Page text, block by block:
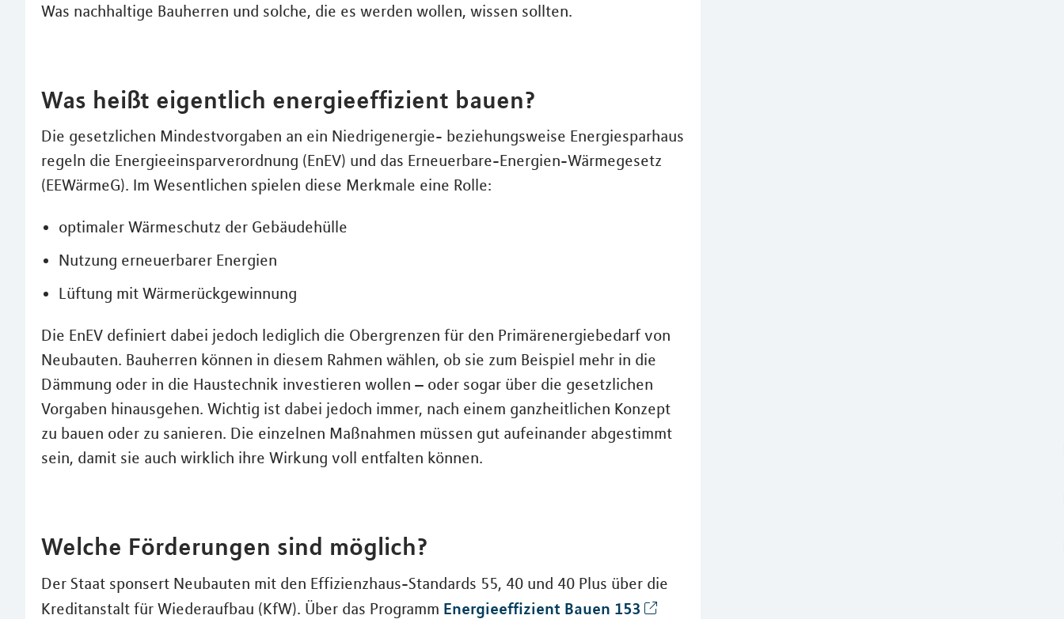
Was nachhaltige Bauherren und solche, die es werden wollen, wissen sollten.
Was heißt eigentlich energieeffizient bauen?
Die gesetzlichen Mindestvorgaben an ein Niedrigenergie- beziehungsweise Energiesparhaus
regeln die Energieeinsparverordnung (EnEV) und das Erneuerbare-Energien-Wärmegesetz
(EEWärmeG). Im Wesentlichen spielen diese Merkmale eine Rolle:
optimaler Wärmeschutz der Gebäudehülle
Nutzung erneuerbarer Energien
Lüftung mit Wärmerückgewinnung
Die EnEV definiert dabei jedoch lediglich die Obergrenzen für den Primärenergiebedarf von
Neubauten. Bauherren können in diesem Rahmen wählen, ob sie zum Beispiel mehr in die
Dämmung oder in die Haustechnik investieren wollen – oder sogar über die gesetzlichen
Vorgaben hinausgehen. Wichtig ist dabei jedoch immer, nach einem ganzheitlichen Konzept
zu bauen oder zu sanieren. Die einzelnen Maßnahmen müssen gut aufeinander abgestimmt
sein, damit sie auch wirklich ihre Wirkung voll entfalten können.
Welche Förderungen sind möglich?
Der Staat sponsert Neubauten mit den Effizienzhaus-Standards 55, 40 und 40 Plus über die
Kreditanstalt für Wiederaufbau (KfW). Über das Programm Energieeffizient Bauen 153